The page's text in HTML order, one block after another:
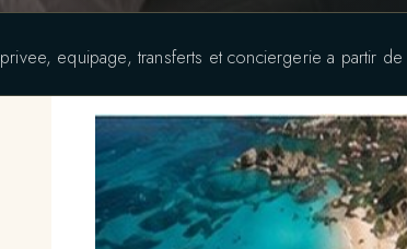
equipage, transferts et conciergerie a partir